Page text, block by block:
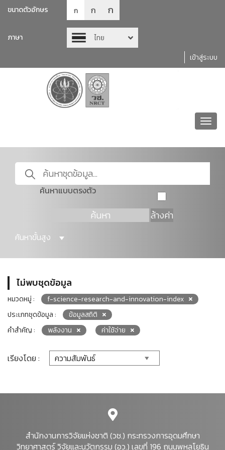
ขนาดตัวอักษร ก ก ก
ภาษา
ไทย
เข้าสู่ระบบ
ค้นหาแบบตรงตัว
ค้นหา ล้างค่า
ค้นหาขั้นสูง
ไม่พบชุดข้อมูล
หมวดหมู่ :
f-science-research-and-innovation-index
ประเภทชุดข้อมูล :
ข้อมูลสถิติ
คำสำคัญ :
พลังงาน ค่าใช้จ่าย
เรียงโดย :
สำนักงานการวิจัยแห่งชาติ (วช.) กระทรวงการอุดมศึกษา
วิทยาศาสตร์ วิจัยและนวัตกรรม (อว.) เลขที่ 196 ถนนพหลโยธิน